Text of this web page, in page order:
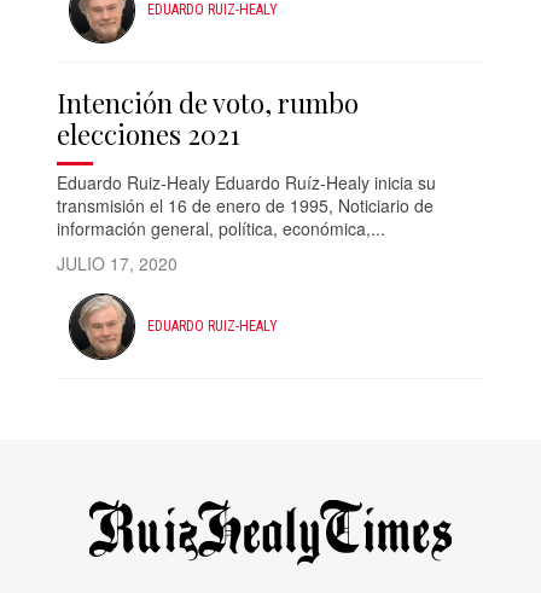
EDUARDO RUIZ-HEALY
Intención de voto, rumbo
elecciones 2021
Eduardo Ruiz-Healy Eduardo Ruíz-Healy inicia su
transmisión el 16 de enero de 1995, Noticiario de
información general, política, económica,...
JULIO 17, 2020
EDUARDO RUIZ-HEALY